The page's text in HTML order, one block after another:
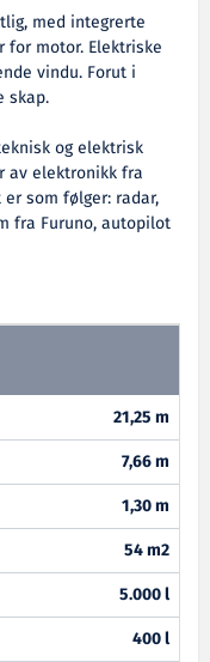
med integrerte
motor. Elektriske
vindu. Forut i
skap.
og elektrisk
av elektronikk fra
som følger: radar,
fra Furuno, autopilot
21,25 m
7,66 m
1,30 m
54 m2
5.000 l
400 l